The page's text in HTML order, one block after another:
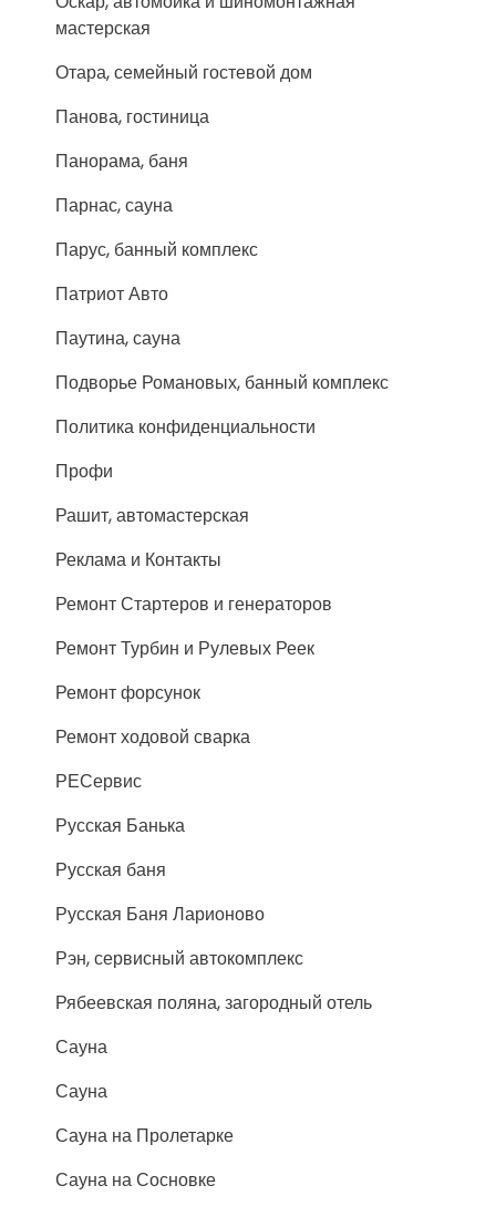
мастерская
Отара, семейный гостевой дом
Панова, гостиница
Панорама, баня
Парнас, сауна
Парус, банный комплекс
Патриот Авто
Паутина, сауна
Подворье Романовых, банный комплекс
Политика конфиденциальности
Профи
Рашит, автомастерская
Реклама и Контакты
Ремонт Стартеров и генераторов
Ремонт Турбин и Рулевых Реек
Ремонт форсунок
Ремонт ходовой сварка
РЕСервис
Русская Банька
Русская баня
Русская Баня Ларионово
Рэн, сервисный автокомплекс
Рябеевская поляна, загородный отель
Сауна
Сауна
Сауна на Пролетарке
Сауна на Сосновке